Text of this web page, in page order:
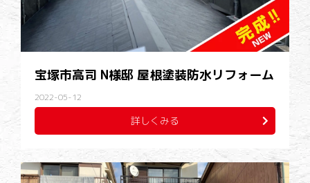
宝塚市高司 N様邸 屋根塗装防水リフォーム
2022-05-12
詳しくみる